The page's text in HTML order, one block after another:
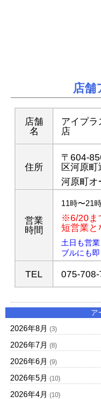
店舗
店舗
名
アイプ
店
住所
〒604-
区河原
河原町オ
営業
時間
11時〜21
※6/20ま
短営業と
土日も営
ブルにも
TEL 075-
ア
2026年8月 (3)
2026年7月 (8)
2026年6月 (9)
2026年5月 (10)
2026年4月 (10)